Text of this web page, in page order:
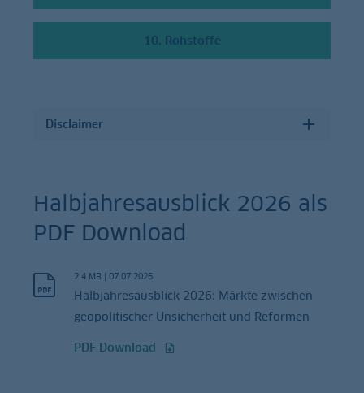
10. Rohstoffe
Disclaimer
Halbjahresausblick 2026 als
PDF Download
2.4 MB | 07.07.2026
Halbjahresausblick 2026: Märkte zwischen
geopolitischer Unsicherheit und Reformen
PDF Download